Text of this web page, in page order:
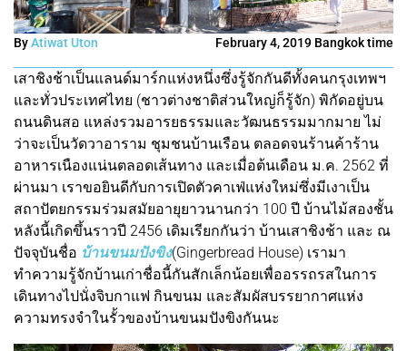
ByAtiwat Uton February 4, 2019 Bangkok time
เสาชิงช้าเป็นแลนด์มาร์กแห่งหนึ่งซึ่งรู้จักกันดีทั้งคนกรุงเทพฯ
และทั่วประเทศไทย (ชาวต่างชาติส่วนใหญ่ก็รู้จัก) พิกัดอยู่บน
ถนนดินสอ แหล่งรวมอารยธรรมและวัฒนธรรมมากมาย ไม่
ว่าจะเป็นวัดวาอาราม ชุมชนบ้านเรือน ตลอดจนร้านค้าร้าน
อาหารเนืองแน่นตลอดเส้นทาง และเมื่อต้นเดือน ม.ค. 2562 ที่
ผ่านมา เราขอยินดีกับการเปิดตัวคาเฟ่แห่งใหม่ซึ่งมีเงาเป็น
สถาปัตยกรรมร่วมสมัยอายุยาวนานกว่า 100 ปี บ้านไม้สองชั้น
หลังนี้เกิดขึ้นราวปี 2456 เดิมเรียกกันว่า บ้านเสาชิงช้า และ ณ
ปัจจุบันชื่อ บ้านขนมปังขิง(Gingerbread House) เรามา
ทำความรู้จักบ้านเก่าชื่อนี้กันสักเล็กน้อยเพื่ออรรถรสในการ
เดินทางไปนั่งจิบกาแฟ กินขนม และสัมผัสบรรยากาศแห่ง
ความทรงจำในรั้วของบ้านขนมปังขิงกันนะ